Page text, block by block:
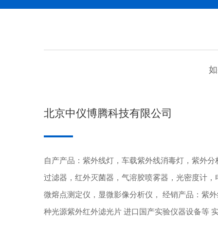
北京中仪博腾科技有限公司
自产产品：紫外线灯，车载紫外线消毒灯，紫外
过滤器，红外灭菌器，气溶胶喷雾器，光密度计
微熔点测定仪，显微影像分析仪， 经销产品：紫
种光源紫外红外滤光片 进口国产实验仪器设备等